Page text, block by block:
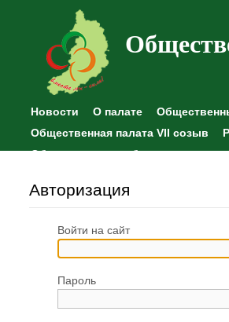
Новости О палате
Общественная палата VII созыв
Общественные наблюдения
Авторизация
Войти на сайт
Пароль